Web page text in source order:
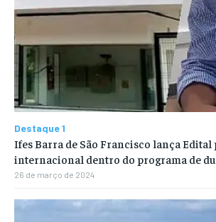
Destaque 1
Ifes Barra de São Francisco lança
internacional dentro do programa de
26 de março de 2024